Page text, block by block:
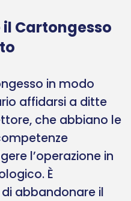
Cartongesso
in modo
affidarsi a ditte
che abbiano le
l’operazione in
È
abbandonare il